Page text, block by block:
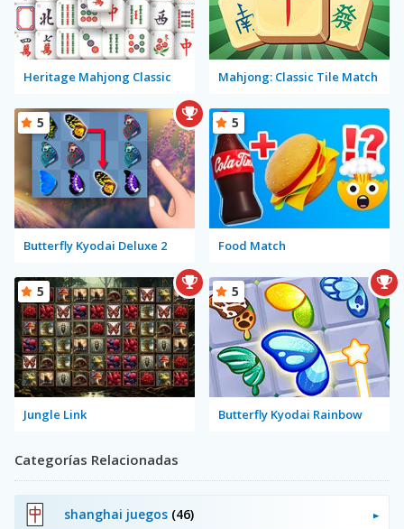
Heritage Mahjong Classic Mahjong: Classic Tile Match
Butterfly Kyodai Deluxe 2
5
Food Match
5
Jungle Link
5
Butterfly Kyodai Rainbow
5
Categorías Relacionadas
shanghai juegos (46)